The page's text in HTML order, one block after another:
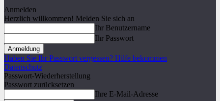
Anmelden
Herzlich willkommen! Melden Sie sich an
Ihr Benutzername
Ihr Passwort
Haben Sie Ihr Passwort vergessen? Hilfe bekommen
Datenschutz
Passwort-Wiederherstellung
Passwort zurücksetzen
Ihre E-Mail-Adresse